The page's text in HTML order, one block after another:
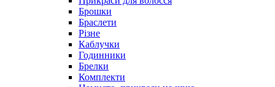
Брошки
Браслети
Різне
Каблучки
Годинники
Брелки
Комплекти